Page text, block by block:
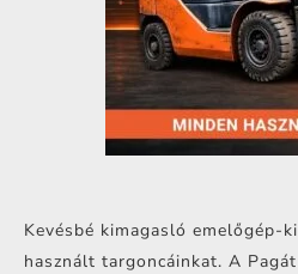
Kevésbé kimagasló emelőgép-
használt targoncáinkat. A